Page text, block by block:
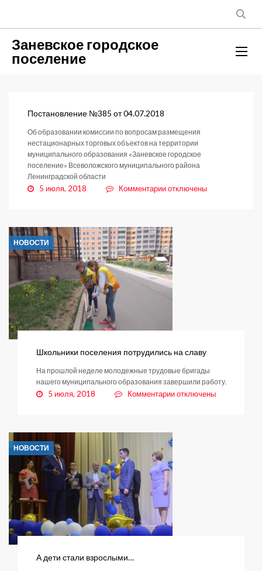
Заневское городское
поселение
Постановление №385 от 04.07.2018
Об образовании комиссии по вопросам размещения
нестационарных торговых объектов на территории
муниципального образования «Заневское городское
поселение» Всеволожского муниципального района
Ленинградской области
5 июля, 2018 Комментариик
от
04.07.2018
отключены
НОВОСТИ
Школьники поселения потрудились на славу
На прошлой неделе молодежные трудовые бригады
нашего муниципального образования завершили работу.
5 июля, 2018 Комментариикотключены
НОВОСТИ
А дети стали взрослыми…